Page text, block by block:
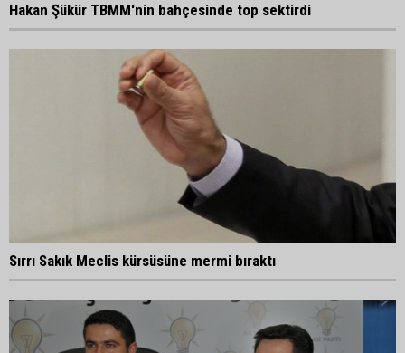
Hakan Şükür TBMM'nin bahçesinde top sektirdi
Sırrı Sakık Meclis kürsüsüne mermi bıraktı